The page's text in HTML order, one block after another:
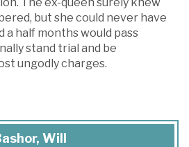
The ex-queen surely knew
but she could never have
a half months would pass
stand trial and be
ungodly charges.
Will